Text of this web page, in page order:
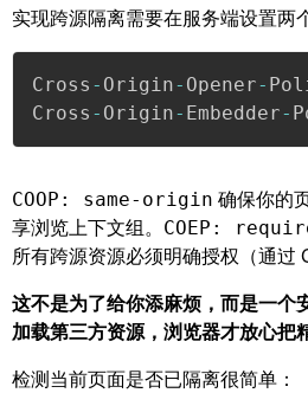
实现跨源隔离需要在服务端设置两
Cross - Origin- Opener-
Cross - Origin- Embedder-
COOP: same-origin 确保你的
享浏览上下文组。
COEP:
所有跨源资源必须明确授权（通过
这不是为了给你添麻烦，而是一个
加载第三方资源，浏览器才放心把
检测当前页面是否已隔离很简单：